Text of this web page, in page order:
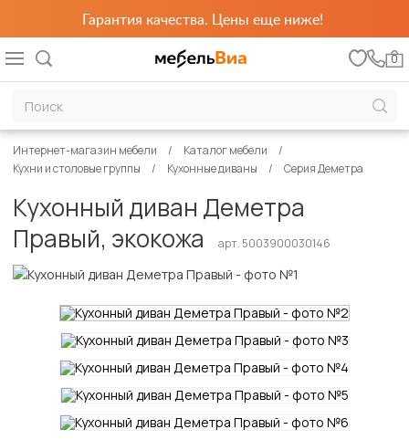
Гарантия качества. Цены еще ниже!
0
Интернет-магазин мебели
Каталог мебели
Кухни и столовые группы
Кухонные диваны Серия Деметра
Кухонный диван Деметра
Правый, экокожа
арт. 5003900030146